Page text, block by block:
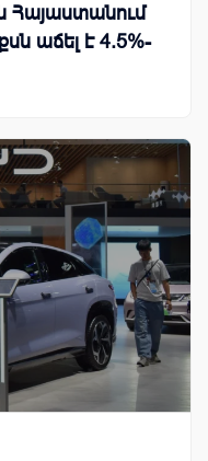
Հայաստանում
աճել է 4.5%-